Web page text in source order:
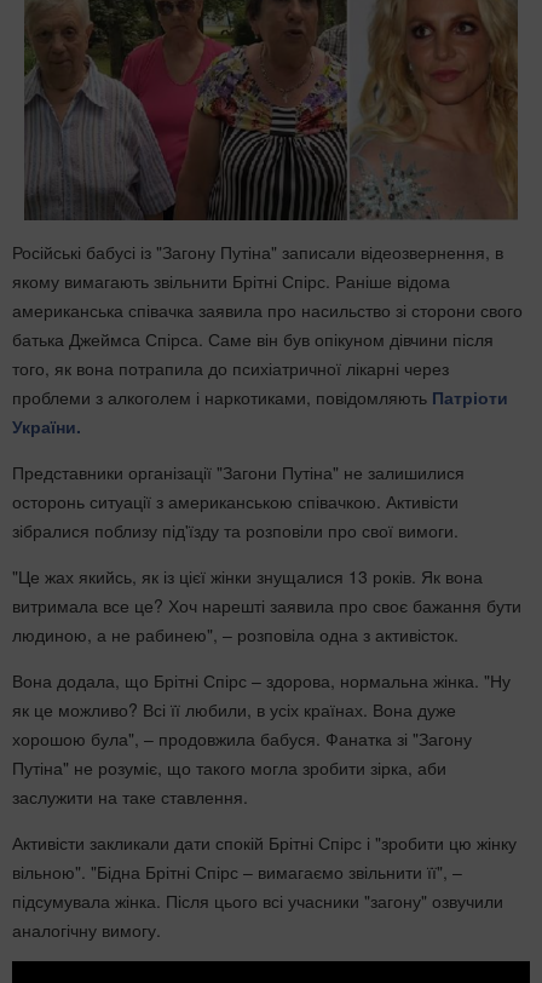
Російські бабусі із "Загону Путіна" записали відеозвернення, в
якому вимагають звільнити Брітні Спірс. Раніше відома
американська співачка заявила про насильство зі сторони свого
батька Джеймса Спірса. Саме він був опікуном дівчини після
того, як вона потрапила до психіатричної лікарні через
проблеми з алкоголем і наркотиками, повідомляють Патріоти
України.
Представники організації "Загони Путіна" не залишилися
осторонь ситуації з американською співачкою. Активісти
зібралися поблизу під'їзду та розповіли про свої вимоги.
"Це жах якийсь, як із цієї жінки знущалися 13 років. Як вона
витримала все це? Хоч нарешті заявила про своє бажання бути
людиною, а не рабинею", – розповіла одна з активісток.
Вона додала, що Брітні Спірс – здорова, нормальна жінка. "Ну
як це можливо? Всі її любили, в усіх країнах. Вона дуже
хорошою була", – продовжила бабуся. Фанатка зі "Загону
Путіна" не розуміє, що такого могла зробити зірка, аби
заслужити на таке ставлення.
Активісти закликали дати спокій Брітні Спірс і "зробити цю жінку
вільною". "Бідна Брітні Спірс – вимагаємо звільнити її", –
підсумувала жінка. Після цього всі учасники "загону" озвучили
аналогічну вимогу.